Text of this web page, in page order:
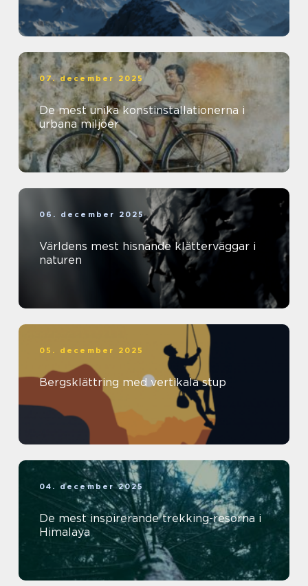
07. december 2025
De mest unika konstinstallationerna i
urbana miljöer
06. december 2025
Världens mest hisnande klätterväggar i
naturen
05. december 2025
Bergsklättring med vertikala stup
04. december 2025
De mest inspirerande trekking-resorna i
Himalaya